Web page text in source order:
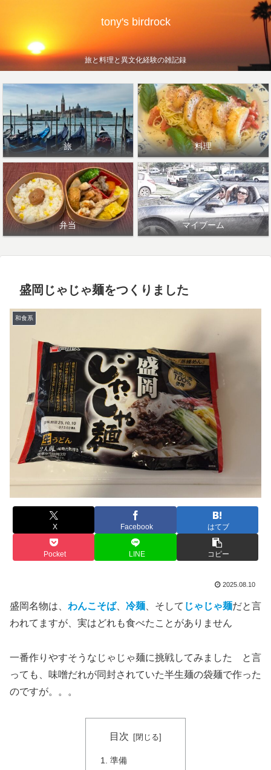
tony's birdrock
旅と料理と異文化経験の雑記録
旅 料理
弁当 マイブーム
盛岡じゃじゃ麺をつくりました
和食系
X Facebook はてブ
Pocket LINE コピー
2025.08.10
盛岡名物は、 わんこそば、 冷麺 、そして じゃじゃ麺だと言
われてますが、実はどれも食べたことがありません
一番作りやすそうなじゃじゃ麺に挑戦してみました と言
っても、味噌だれが同封されていた半生麺の袋麺で作った
のですが。。。
目次
準備